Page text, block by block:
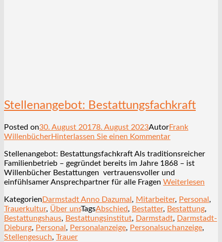
Stellenangebot: Bestattungsfachkraft
Posted on30. August 20178. August 2023AutorFrank
WillenbücherHinterlassen Sie einen Kommentar
Stellenangebot: Bestattungsfachkraft Als traditionsreicher
Familienbetrieb – gegründet bereits im Jahre 1868 – ist
Willenbücher Bestattungen vertrauensvoller und
einfühlsamer Ansprechpartner für alle Fragen Weiterlesen
Kategorien Darmstadt Anno Dazumal , Mitarbeiter, Personal ,
Trauerkultur, Über unsTagsAbschied, Bestatter, Bestattung,
Bestattungshaus, Bestattungsinstitut, Darmstadt, Darmstadt-
Dieburg, Personal , Personalanzeige, Personalsuchanzeige,
Stellengesuch, Trauer